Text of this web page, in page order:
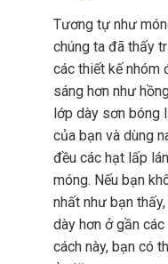
Tương tự như
chúng ta đã thấy
các thiết kế nhóm
sáng hơn như
lớp dày sơn bóng
của bạn và dùng
đều các hạt lấp
móng. Nếu bạn
nhất như bạn
dày hơn ở gần
cách này, bạn có